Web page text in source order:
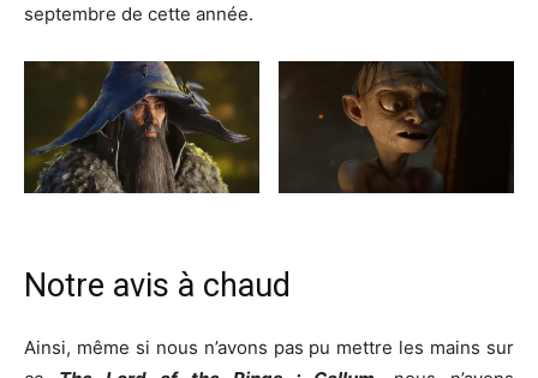
septembre de cette année.
Notre avis à chaud
Ainsi, même si nous n’avons pas pu mettre les mains sur